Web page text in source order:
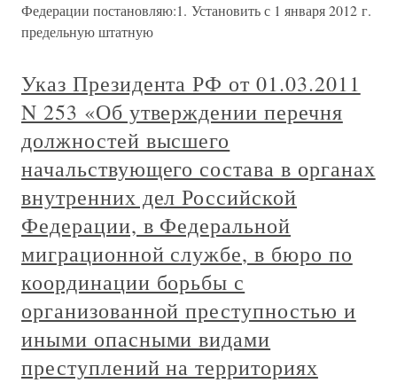
Федерации постановляю:1. Установить с 1 января 2012 г.
предельную штатную
Указ Президента РФ от 01.03.2011
N 253 «Об утверждении перечня
должностей высшего
начальствующего состава в органах
внутренних дел Российской
Федерации, в Федеральной
миграционной службе, в бюро по
координации борьбы с
организованной преступностью и
иными опасными видами
преступлений на территориях